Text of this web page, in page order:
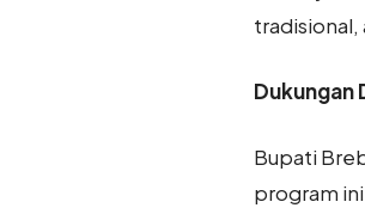
tradisional,
Dukungan
Bupati
program